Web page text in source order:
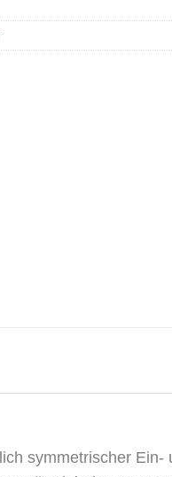
symmetrischer Ein-